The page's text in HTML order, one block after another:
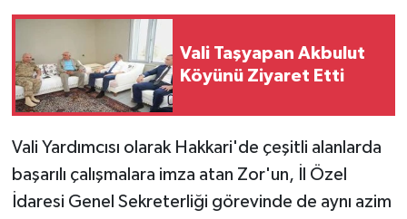
Vali Taşyapan Akbulut
Köyünü Ziyaret Etti
Vali Yardımcısı olarak Hakkari'de çeşitli alanlarda
başarılı çalışmalara imza atan Zor'un, İl Özel
İdaresi Genel Sekreterliği görevinde de aynı azim
SPOR
TEKNOLOJİ